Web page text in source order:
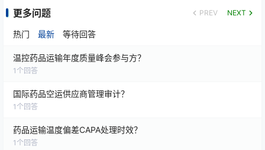
更多问题 PREV NEXT
热门 最新 等待回答
温控药品运输年度质量峰会参与方？
1 个回答
国际药品空运供应商管理审计？
1 个回答
药品运输温度偏差CAPA处理时效？
1 个回答